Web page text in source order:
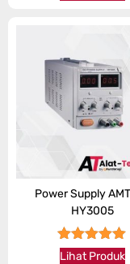
Power Supply
HY3005
★★★★★
Lihat Produk